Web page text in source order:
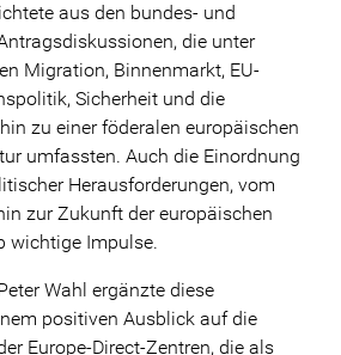
aus den bundes- und
die unter
Migration, Binnenmarkt, EU-
Sicherheit und die
zu einer föderalen europäischen
umfassten. Auch die Einordnung
Herausforderungen, vom
zur Zukunft der europäischen
wichtige Impulse.
Wahl ergänzte diese
positiven Ausblick auf die
Europe-Direct-Zentren, die als